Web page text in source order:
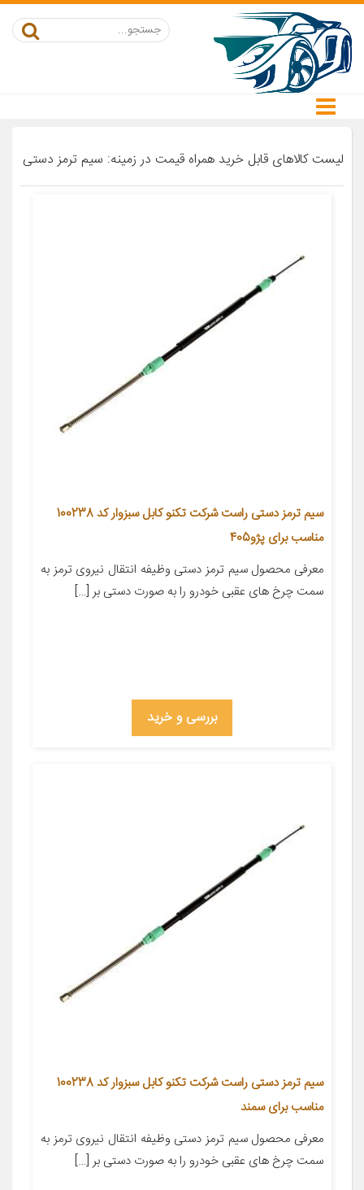
لیست کالاهای قابل خرید همراه قیمت در زمینه: سیم ترمز دستی
سیم ترمز دستی راست شرکت تکنو کابل سبزوار کد 100238
مناسب برای پژو405
معرفی محصول سیم ترمز دستی وظیفه انتقال نیروی ترمز به
سمت چرخ های عقبی خودرو را به صورت دستی بر […]
بررسی و خرید
سیم ترمز دستی راست شرکت تکنو کابل سبزوار کد 100238
مناسب برای سمند
معرفی محصول سیم ترمز دستی وظیفه انتقال نیروی ترمز به
سمت چرخ های عقبی خودرو را به صورت دستی بر […]